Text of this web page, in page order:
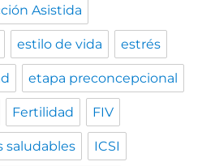
Asistida
estilo de vida estrés
etapa preconcepcional
Fertilidad FIV
saludables ICSI